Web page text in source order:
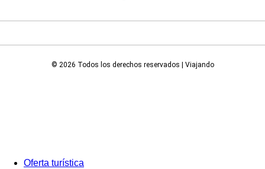
© 2026 Todos los derechos reservados | Viajando
Oferta turística